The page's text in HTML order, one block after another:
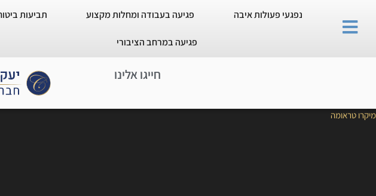
נפגעי פעולות איבה פגיעה בעבודה ומחלות מקצוע תביעות
פגיעה במרחב הציבורי
חייגו אלינו
מיקרו טראומה